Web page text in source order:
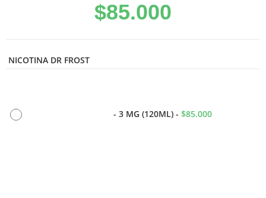
$85.000
NICOTINA DR FROST
- 3 MG (120ML) - $85.000